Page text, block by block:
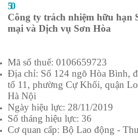
50
Công ty trách nhiệm hữu hạn
mại và Dịch vụ Sơn Hòa
Mã số thuế: 0106659723
Địa chỉ: Số 124 ngõ Hòa Bình,
tổ 11, phường Cự Khối, quận
Hà Nội
Ngày hiệu lực: 28/11/2019
Số tháng hiệu lực: 36
Cơ quan cấp: Bộ Lao động -